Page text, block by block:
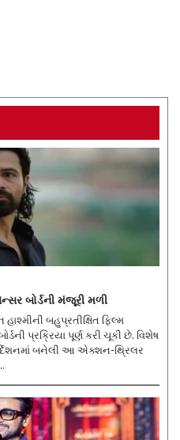
બોર્ડની મંજૂરી મળી
બહુપ્રતીક્ષિત ફિલ્મ
પ્રક્રિયા પૂર્ણ કરી ચૂકી છે. વિશેષ
બનેલી આ એક્શન-થ્રિલર